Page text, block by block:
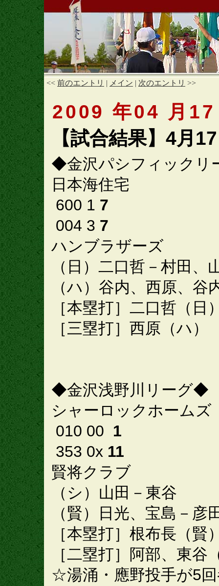
<< 前のエントリ | メイン | 次のエントリ >>
2009 年04 月
【試合結果】4月
◆金沢パシフィック
日本海住宅
600 1 7
004 3 7
ハンブラザーズ
（日）二口哲－村田、
（ハ）谷内、西原、谷
［本塁打］二口哲（日
［三塁打］西原（ハ）
◆金沢浅野川リーグ◆
シャーロックホームズ
010 00 1
353 0x 11
賢将クラブ
（シ）山田－東谷
（賢）日光、宝島－彦
［本塁打］根布長（賢
［二塁打］阿部、東
☆湯涌・應野投手が5